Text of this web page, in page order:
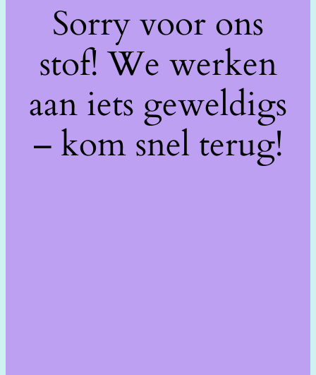
Sorry voor ons
stof! We werken
aan iets geweldigs
– kom snel terug!